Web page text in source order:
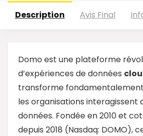
Description Avis Final
Domo est une plateforme
d’expériences de données
transforme
les organisations interagissent
données. Fondée en 2010 et
depuis 2018 (Nasdaq: DOMO),